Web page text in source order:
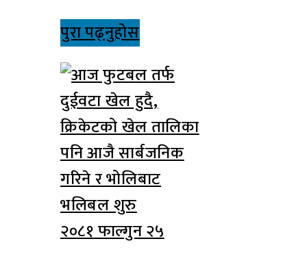
पुरा पढ्नुहोस
२०८१ फाल्गुन २५